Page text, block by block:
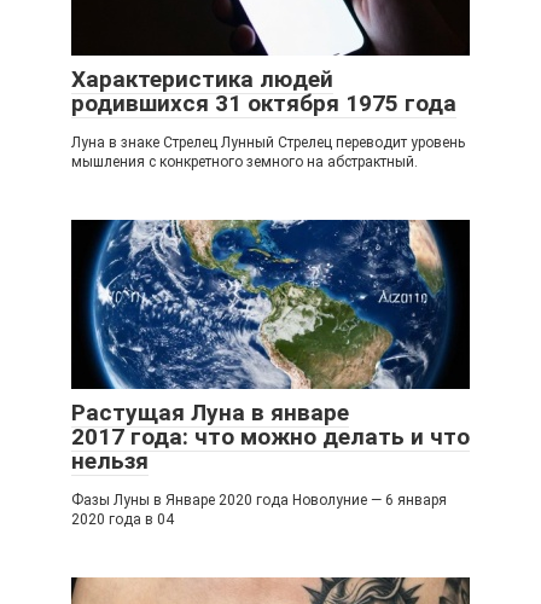
Характеристика людей
родившихся 31 октября 1975 года
Луна в знаке Стрелец Лунный Стрелец переводит уровень
мышления с конкретного земного на абстрактный.
Растущая Луна в январе
2017 года: что можно делать и что
нельзя
Фазы Луны в Январе 2020 года Новолуние — 6 января
2020 года в 04